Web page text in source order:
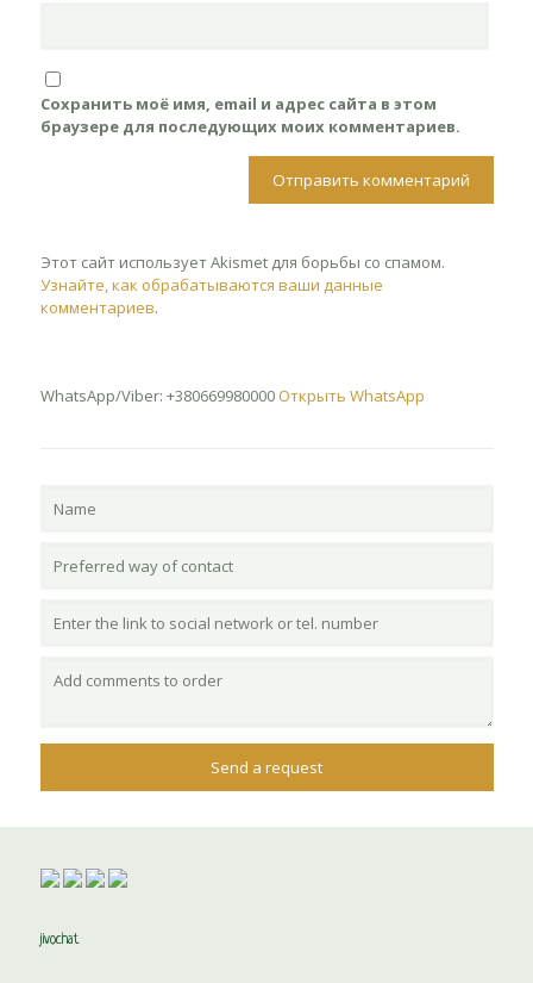
Сохранить моё имя, email и адрес сайта в этом
браузере для последующих моих комментариев.
Этот сайт использует Akismet для борьбы со спамом.
Узнайте, как обрабатываются ваши данные
комментариев.
WhatsApp/Viber: +380669980000 Открыть WhatsApp
jivochat